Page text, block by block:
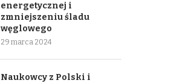
energetycznej i
zmniejszeniu śladu
węglowego
29 marca 2024
Naukowcy z Polski i